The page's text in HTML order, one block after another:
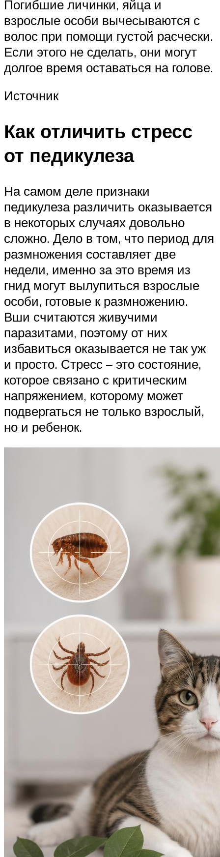
Погибшие личинки, яйца и
взрослые особи вычесываются с
волос при помощи густой расчески.
Если этого не сделать, они могут
долгое время оставаться на голове.
Источник
Как отличить стресс
от педикулеза
На самом деле признаки
педикулеза различить оказывается
в некоторых случаях довольно
сложно. Дело в том, что период для
размножения составляет две
недели, именно за это время из
гнид могут вылупиться взрослые
особи, готовые к размножению.
Вши считаются живучими
паразитами, поэтому от них
избавиться оказывается не так уж
и просто. Стресс – это состояние,
которое связано с критическим
напряжением, которому может
подвергаться не только взрослый,
но и ребенок.